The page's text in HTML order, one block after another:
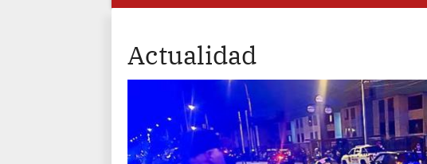
Actualidad